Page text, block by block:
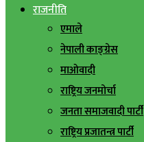
राजनीति
एमाले
नेपाली काङ्ग्रेस
माओवादी
राष्ट्रिय जनमोर्चा
जनता समाजवादी पार्टी
राष्ट्रिय प्रजातन्त्र पार्टी